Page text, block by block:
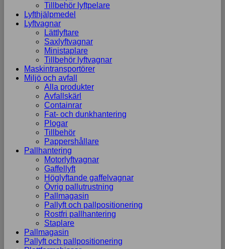
Tillbehör lyftpelare
Lyfthjälpmedel
Lyftvagnar
Lättlyftare
Saxlyftvagnar
Ministaplare
Tillbehör lyftvagnar
Maskintransportörer
Miljö och avfall
Alla produkter
Avfallskärl
Containrar
Fat- och dunkhantering
Plogar
Tillbehör
Pappershållare
Pallhantering
Motorlyftvagnar
Gaffellyft
Höglyftande gaffelvagnar
Övrig pallutrustning
Pallmagasin
Pallyft och pallpositionering
Rostfri pallhantering
Staplare
Pallmagasin
Pallyft och pallpositionering